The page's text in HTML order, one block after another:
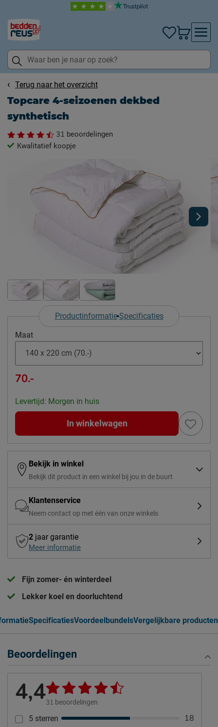
Terug naar het overzicht
Topcare 4-seizoenen dekbed
synthetisch
31 beoordelingen
Kwalitatief koopje
Productinformatie Specificaties
Maat
70.-
Levertijd: Morgen in huis
In winkelwagen
Bekijk in winkel
Bekijk dit product in een winkel bij jou in de buurt
Klantenservice
Neem contact op met één van onze winkels
2 jaar garantie
Meer informatie
Fijn zomer- én winterdeel
Lekker koel en doorluchtend
SpecificatiesVoordeelbundelsVergelijkbare producten
Beoordelingen
4,431 beoordelingen
5 sterren 18